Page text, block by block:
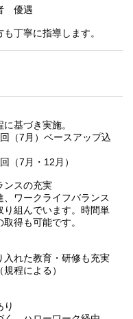
優遇
丁寧に指導します。
基づき実施。
7月）ベースアップ込
7月・12月）
ンスの充実
ワークライフバランス
り組んでいます。時間単
得も可能です。
れた教育・研修も充実
程による）
り